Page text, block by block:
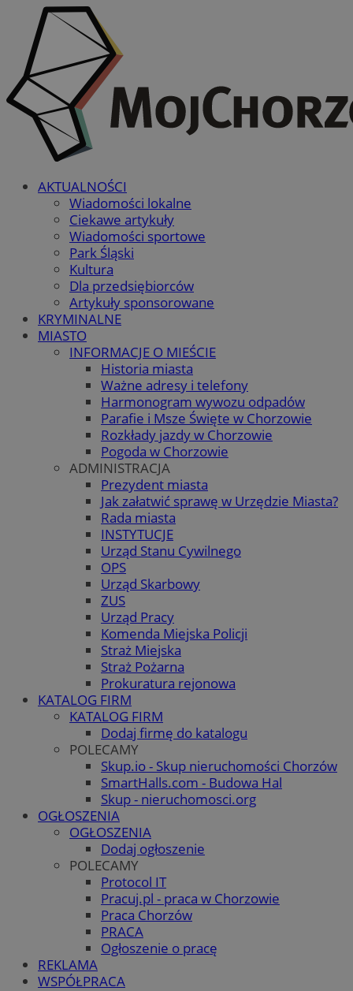
AKTUALNOŚCI
Wiadomości lokalne
Ciekawe artykuły
Wiadomości sportowe
Park Śląski
Kultura
Dla przedsiębiorców
Artykuły sponsorowane
KRYMINALNE
MIASTO
INFORMACJE O MIEŚCIE
Historia miasta
Ważne adresy i telefony
Harmonogram wywozu odpadów
Parafie i Msze Święte w Chorzowie
Rozkłady jazdy w Chorzowie
Pogoda w Chorzowie
ADMINISTRACJA
Prezydent miasta
Jak załatwić sprawę w Urzędzie Miasta?
Rada miasta
INSTYTUCJE
Urząd Stanu Cywilnego
OPS
Urząd Skarbowy
ZUS
Urząd Pracy
Komenda Miejska Policji
Straż Miejska
Straż Pożarna
Prokuratura rejonowa
KATALOG FIRM
KATALOG FIRM
Dodaj firmę do katalogu
POLECAMY
Skup.io - Skup nieruchomości Chorzów
SmartHalls.com - Budowa Hal
Skup - nieruchomosci.org
OGŁOSZENIA
OGŁOSZENIA
Dodaj ogłoszenie
POLECAMY
Protocol IT
Pracuj.pl - praca w Chorzowie
Praca Chorzów
PRACA
Ogłoszenie o pracę
REKLAMA
WSPÓŁPRACA